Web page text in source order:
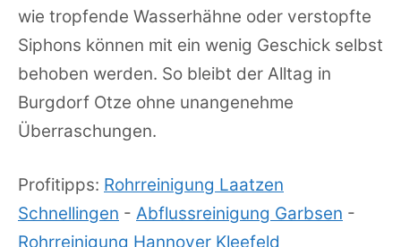
wie tropfende Wasserhähne oder verstopfte
Siphons können mit ein wenig Geschick selbst
behoben werden. So bleibt der Alltag in
Burgdorf Otze ohne unangenehme
Überraschungen.
Profitipps: Rohrreinigung Laatzen
Schnellingen - Abflussreinigung Garbsen -
Rohrreinigung Hannover Kleefeld